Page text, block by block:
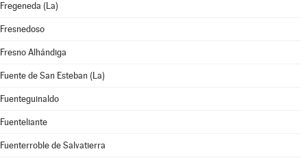
Fregeneda (La)
Fresnedoso
Fresno Alhándiga
Fuente de San Esteban (La)
Fuenteguinaldo
Fuenteliante
Fuenterroble de Salvatierra